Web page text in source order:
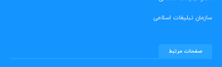
سازمان تبلیغات اسلامی
صفحات مرتبط